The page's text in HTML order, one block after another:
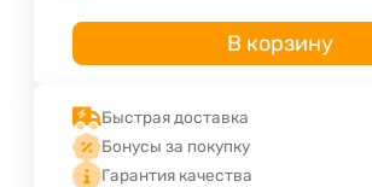
В корзину
Быстрая доставка
Бонусы за покупку
Гарантия качества